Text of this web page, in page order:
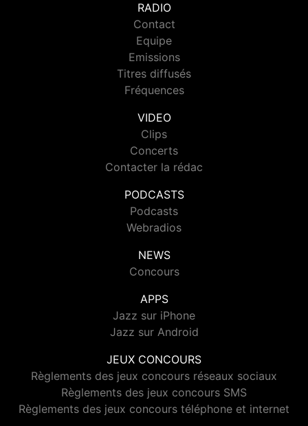
RADIO
Contact
Equipe
Emissions
Titres diffusés
Fréquences
VIDEO
Clips
Concerts
Contacter la rédac
PODCASTS
Podcasts
Webradios
NEWS
Concours
APPS
Jazz sur iPhone
Jazz sur Android
JEUX CONCOURS
Règlements des jeux concours réseaux sociaux
Règlements des jeux concours SMS
Règlements des jeux concours téléphone et internet